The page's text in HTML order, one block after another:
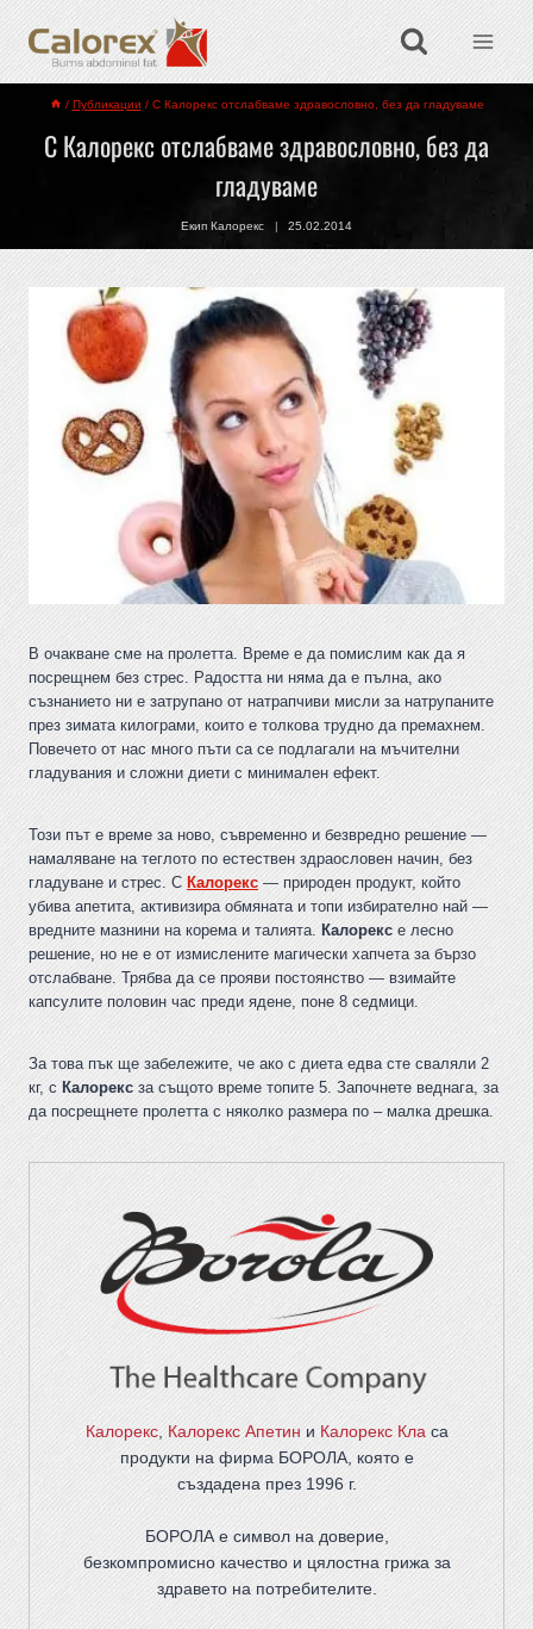
/ Публикации / С Калорекс отслабваме здравословно, без да гладуваме
С Калорекс отслабваме здравословно, без да
гладуваме
Екип Калорекс 25.02.2014
В очакване сме на пролетта. Време е да помислим как да я
посрещнем без стрес. Радостта ни няма да е пълна, ако
съзнанието ни е затрупано от натрапчиви мисли за натрупаните
през зимата килограми, които е толкова трудно да премахнем.
Повечето от нас много пъти са се подлагали на мъчителни
гладувания и сложни диети с минимален ефект.
Този път е време за ново, съвременно и безвредно решение —
намаляване на теглото по естествен здраословен начин, без
гладуване и стрес. С Калорекс — природен продукт, който
убива апетита, активизира обмяната и топи избирателно най —
вредните мазнини на корема и талията. Калорекс е лесно
решение, но не е от измислените магически хапчета за бързо
отслабване. Трябва да се прояви постоянство — взимайте
капсулите половин час преди ядене, поне 8 седмици.
За това пък ще забележите, че ако с диета едва сте сваляли 2
кг, с Калорекс за същото време топите 5. Започнете веднага, за
да посрещнете пролетта с няколко размера по – малка дрешка.
Калорекс, Калорекс Апетин и Калорекс Класа
продукти на фирмаБОРОЛА, която е
създадена през 1996 г.
БОРОЛА е символ на доверие,
безкомпромисно качество и цялостна грижа за
здравето на потребителите.